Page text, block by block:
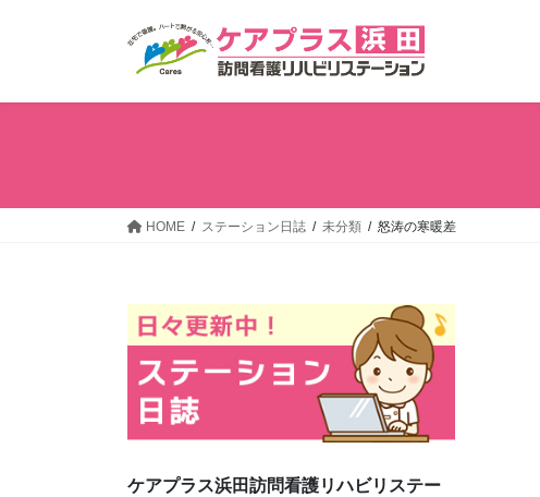
HOME ステーション日誌 未分類 怒涛の寒暖差
ケアプラス浜田訪問看護リハビリステー